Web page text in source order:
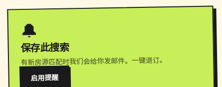
🔔
保存此搜索
有新房源匹配时我们会给你发邮件。一键退订。
启用提醒